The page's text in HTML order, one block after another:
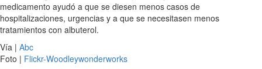
medicamento ayudó a que se diesen menos casos de
hospitalizaciones, urgencias y a que se necesitasen menos
tratamientos con albuterol.
Vía | Abc
Foto | Flickr-Woodleywonderworks